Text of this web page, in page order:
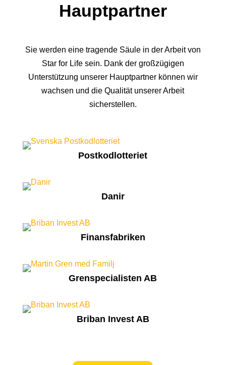
Hauptpartner
Sie werden eine tragende Säule in der Arbeit von
Star forLife sein. Dank der großzügigen
Unterstützung unserer Hauptpartner können wir
wachsen und die Qualität unserer Arbeit
sicherstellen.
Postkodlotteriet
Danir
Finansfabriken
Grenspecialisten AB
Briban Invest AB